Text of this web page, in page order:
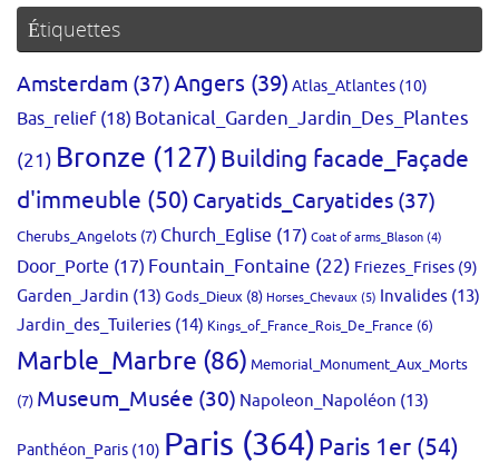
Étiquettes
Amsterdam (37)Angers (39) Atlas_Atlantes (10)
Bas_relief(18) Botanical_Garden_Jardin_Des_Plantes
(21) Bronze (127)Building facade_Façade
d'immeuble (50) Caryatids_Caryatides (37)
Cherubs_Angelots (7) Church_Eglise (17) Coat of arms_Blason (4)
Door_Porte (17) Fountain_Fontaine (22) Friezes_Frises (9)
Garden_Jardin (13) Gods_Dieux (8) Horses_Chevaux (5) Invalides (13)
Jardin_des_Tuileries (14) Kings_of_France_Rois_De_France (6)
Marble_Marbre (86) Memorial_Monument_Aux_Morts
(7) Museum_Musée (30) Napoleon_Napoléon (13)
Panthéon_Paris (10) Paris (364)Paris 1er (54)